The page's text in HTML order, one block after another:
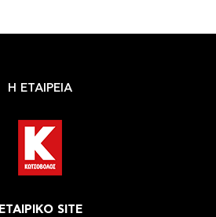
Η ΕΤΑΙΡΕΙΑ
ΕΤΑΙΡΙΚΟ SITE